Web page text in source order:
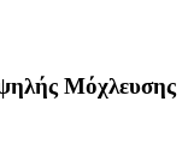
Μόχλευσης